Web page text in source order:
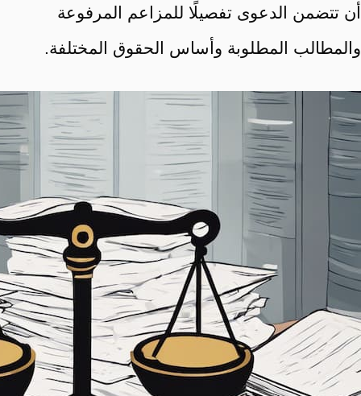
أن تتضمن الدعوى تفصيلًا للمزاعم المرفوعة
والمطالب المطلوبة وأساس الحقوق المختلفة.